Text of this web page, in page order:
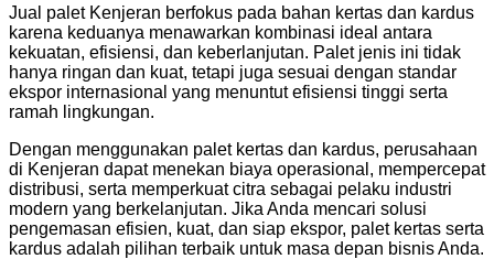
Jual palet Kenjeran berfokus pada bahan kertas dan kardus
karena keduanya menawarkan kombinasi ideal antara
kekuatan, efisiensi, dan keberlanjutan. Palet jenis ini tidak
hanya ringan dan kuat, tetapi juga sesuai dengan standar
ekspor internasional yang menuntut efisiensi tinggi serta
ramah lingkungan.
Dengan menggunakan palet kertas dan kardus, perusahaan
di Kenjeran dapat menekan biaya operasional, mempercepat
distribusi, serta memperkuat citra sebagai pelaku industri
modern yang berkelanjutan. Jika Anda mencari solusi
pengemasan efisien, kuat, dan siap ekspor, palet kertas serta
kardus adalah pilihan terbaik untuk masa depan bisnis Anda.